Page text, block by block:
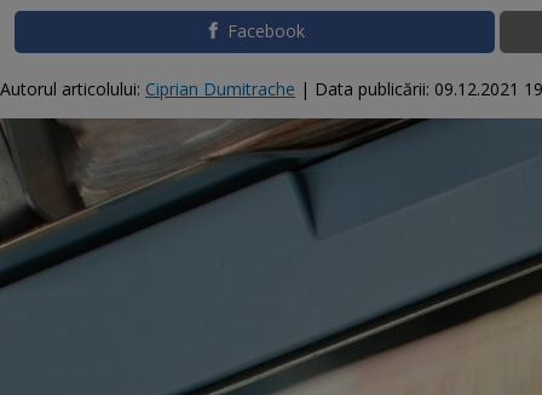
Facebook
Autorul articolului: Ciprian Dumitrache | Data publicării: 09.12.2021